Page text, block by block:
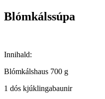
Blómkálssúpa
Innihald:
Blómkálshaus 700 g
1 dós kjúklingabaunir